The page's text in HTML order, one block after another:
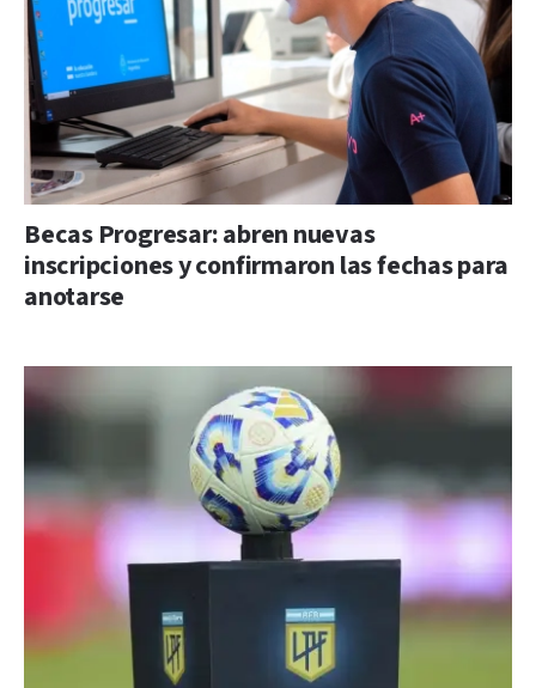
Becas Progresar: abren nuevas
inscripciones y confirmaron las fechas para
anotarse